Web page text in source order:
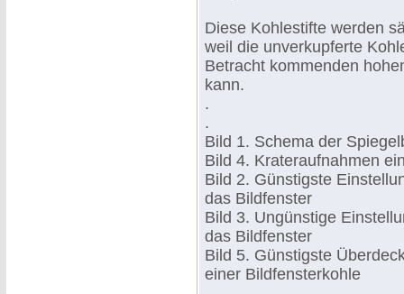
Diese Kohlestifte werden
weil die unverkupferte
Betracht kommenden
kann.
.
.
Bild 1. Schema der
Bild 4. Krateraufnahmen
Bild 2. Günstigste
das Bildfenster
Bild 3. Ungünstige
das Bildfenster
Bild 5. Günstigste
einer Bildfensterkohle